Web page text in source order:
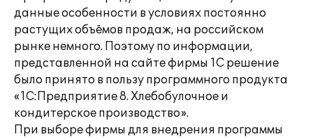
данные особенности в условиях постоянно
растущих объёмов продаж, на российском
рынке немного. Поэтому по информации,
представленной на сайте фирмы 1С решение
было принято в пользу программного продукта
«1С:Предприятие 8. Хлебобулочное и
кондитерское производство».
При выборе фирмы для внедрения программы